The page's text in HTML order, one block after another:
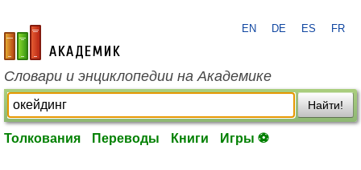
academic.ru
EN DE ES FR
Словари и энциклопедии на Академике
Найти!
Толкования Переводы Книги Игры ⚽